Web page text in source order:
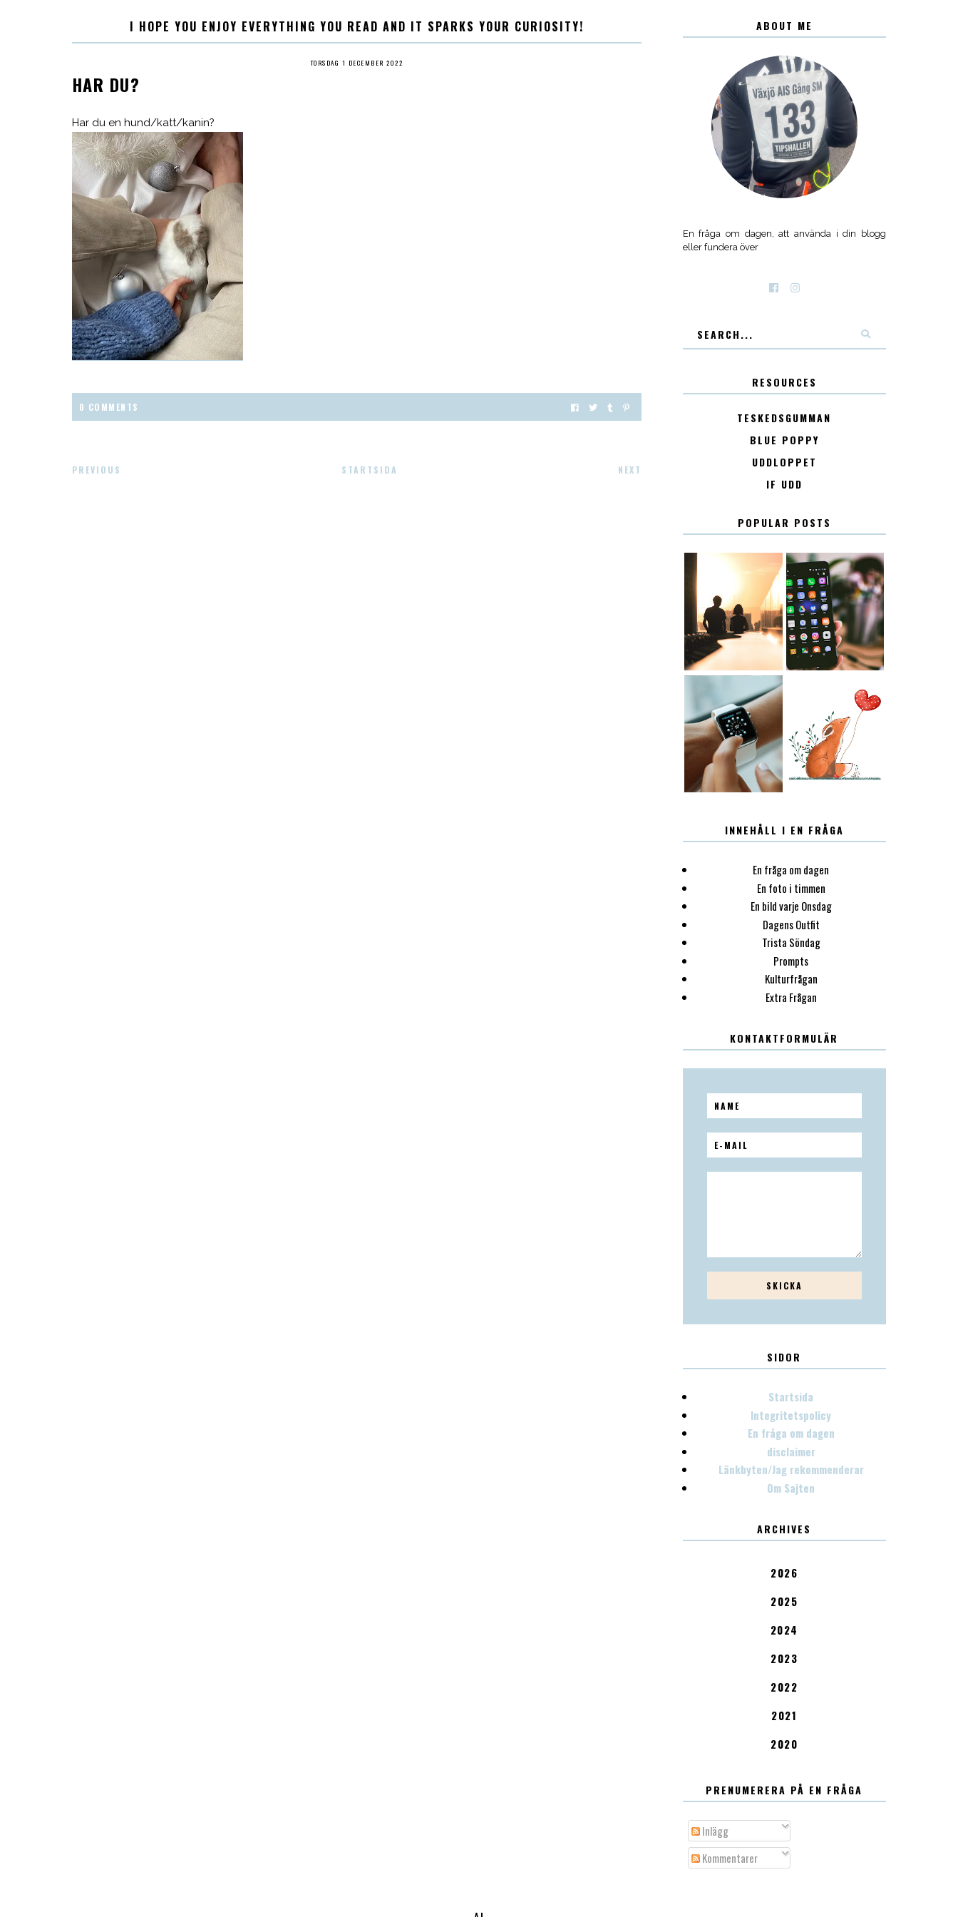
I HOPE YOU ENJOY EVERYTHING YOU READ AND IT SPARKS YOUR CURIOSITY!
TORSDAG 1 DECEMBER 2022
HAR DU?
Har du en hund/katt/kanin?
0 COMMENTS
PREVIOUS STARTSIDA NEXT
ABOUT ME
En fråga om dagen, att använda i din blogg
eller fundera över
RESOURCES
TESKEDSGUMMAN
BLUE POPPY
UDDLOPPET
IF UDD
POPULAR POSTS
KONTAKT KONTAKTLISTA
12.30 LUGN
INNEHÅLL I EN FRÅGA
En fråga om dagen
En foto i timmen
En bild varje Onsdag
Dagens Outfit
Trista Söndag
Prompts
Kulturfrågan
Extra Frågan
KONTAKTFORMULÄR
SIDOR
Startsida
Integritetspolicy
En fråga om dagen
disclaimer
Länkbyten/Jag rekommenderar
Om Sajten
ARCHIVES
2026
2025
2024
2023
2022
2021
2020
PRENUMERERA PÅ EN FRÅGA
Inlägg
Kommentarer